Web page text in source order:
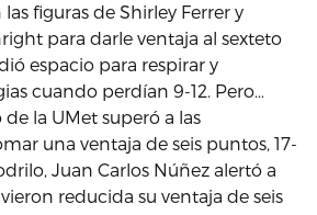
las figuras de Shirley Ferrer y
para darle ventaja al sexteto
espacio para respirar y
cuando perdían 9-12. Pero…
la UMet superó a las
una ventaja de seis puntos, 17-
Juan Carlos Núñez alertó a
reducida su ventaja de seis